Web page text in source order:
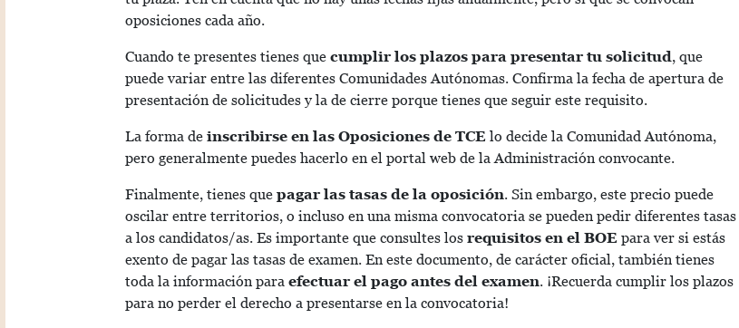
oposiciones cada año.
Cuando te presentes tienes que cumplir los plazos para presentar tu solicitud, que
puede variar entre las diferentes Comunidades Autónomas. Confirma la fecha de apertura de
presentación de solicitudes y la de cierre porque tienes que seguir este requisito.
La forma de inscribirse en las Oposiciones de TCE lo decide la Comunidad Autónoma,
pero generalmente puedes hacerlo en el portal web de la Administración convocante.
Finalmente, tienes que pagar las tasas de la oposición. Sin embargo, este precio puede
oscilar entre territorios, o incluso en una misma convocatoria se pueden pedir diferentes tasas
a los candidatos/as. Es importante que consultes los requisitos en el BOE para ver si estás
exento de pagar las tasas de examen. En este documento, de carácter oficial, también tienes
toda la información para efectuar el pago antes del examen. ¡Recuerda cumplir los plazos
para no perder el derecho a presentarse en la convocatoria!